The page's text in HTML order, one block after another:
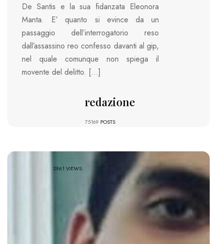
De Santis e la sua fidanzata Eleonora
Manta. E’ quanto si evince da un
passaggio dell’interrogatorio reso
dall’assassino reo confesso davanti al gip,
nel quale comunque non spiega il
movente del delitto. […]
redazione
75169 POSTS
2961 VIEWS